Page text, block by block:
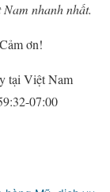
nhanh nhất.
ơn!
tại Việt Nam
07:00